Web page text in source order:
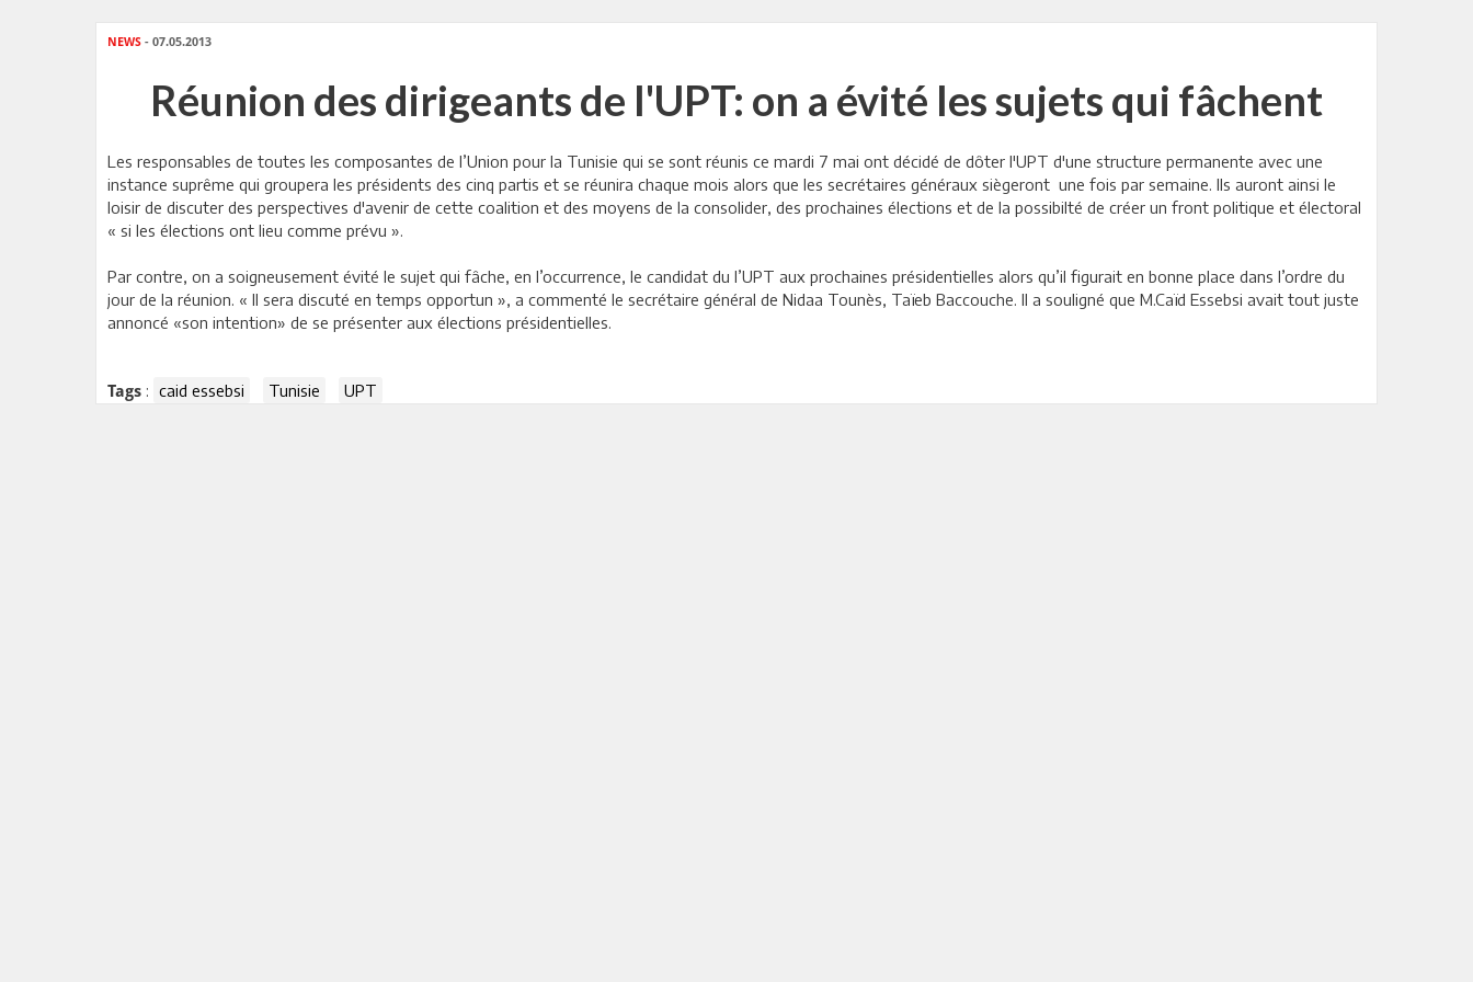
NEWS - 07.05.2013
Réunion des dirigeants de l'UPT: on a évité les sujets qui fâchent
Les responsables de toutes les composantes de l’Union pour la Tunisie qui se sont réunis ce mardi 7 mai ont décidé de dôter l'UPT d'une structure permanente avec une
instance suprême qui groupera les présidents des cinq partis et se réunira chaque mois alors que les secrétaires généraux siègeront une fois par semaine. Ils auront ainsi le
loisir de discuter des perspectives d'avenir de cette coalition et des moyens de la consolider, des prochaines élections et de la possibilté de créer un front politique et électoral
« si les élections ont lieu comme prévu ».
Par contre, on a soigneusement évité le sujet qui fâche, en l’occurrence, le candidat du l’UPT aux prochaines présidentielles alors qu’il figurait en bonne place dans l’ordre du
jour de la réunion. « Il sera discuté en temps opportun », a commenté le secrétaire général de Nidaa Tounès, Taïeb Baccouche. Il a souligné que M.Caïd Essebsi avait tout juste
annoncé «son intention» de se présenter aux élections présidentielles.
Tags : caid essebsi Tunisie UPT